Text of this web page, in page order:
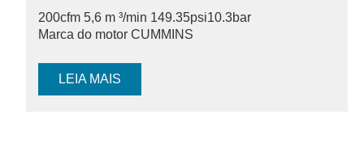
200cfm 5,6 m ³/min 149.35psi10.3bar
Marca do motor CUMMINS
LEIA MAIS